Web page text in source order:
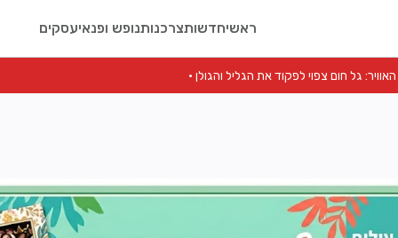
ראשיחדשותצרכנותנופש ופנאיעסקים